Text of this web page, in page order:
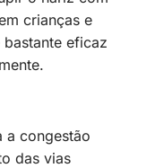
crianças e
eficaz
a congestão
das vias